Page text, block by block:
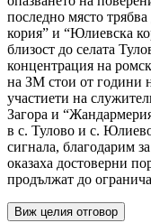
последно място
кория” и “Юлиевска
близост до селата
концентрация на
на ЗМ стои от години
участиети на
Загора и
в с. Тулово и с.
сигнала, благодарим
оказаха достоверни
продължат до
Виж целия отговор